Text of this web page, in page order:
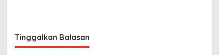
Tinggalkan Balasan